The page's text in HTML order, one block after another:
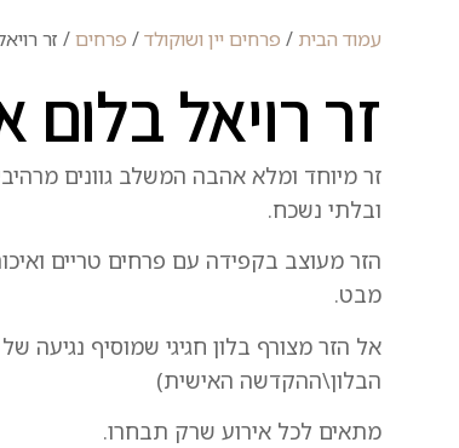
עמוד הבית / פרחים יין ושוקולד/ פרחים/ זר
זר רויאל בלום
זר מיוחד ומלא אהבה המשלב גוונים
ובלתי נשכח.
הזר מעוצב בקפידה עם פרחים טריים
מבט.
אל הזר מצורף בלון חגיגי שמוסיף
הבלון\ההקדשה האישית)
מתאים לכל אירוע שרק תבחרו.